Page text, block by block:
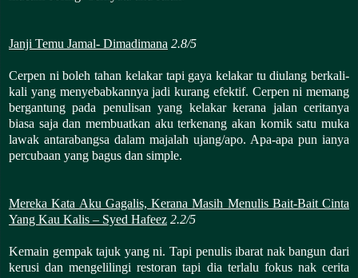
Janji Temu Jamal- Dimadimana 2.8/5
Cerpen ni boleh tahan kelakar tapi gaya kelakar tu diulang berkali-
kali yang menyebabkannya jadi kurang efektif. Cerpen ni memang
bergantung pada penulisan yang kelakar kerana jalan ceritanya
biasa saja dan membuatkan aku terkenang akan komik satu muka
lawak antarabangsa dalam majalah ujang/apo. Apa-apa pun ianya
percubaan yang bagus dan simple.
Mereka Kata Aku Gagalis, Kerana Masih Menulis Bait-Bait Cinta
Yang Kau Kalis – Syed Hafeez 2.2/5
Kemain gempak tajuk yang ni. Tapi penulis ibarat nak bangun dari
kerusi dan mengelilingi restoran tapi dia terlalu fokus nak cerita